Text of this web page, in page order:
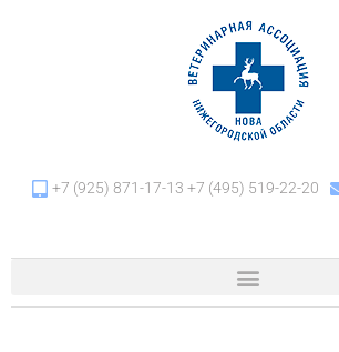
+7 (925) 871-17-13 +7 (495) 519-22-20